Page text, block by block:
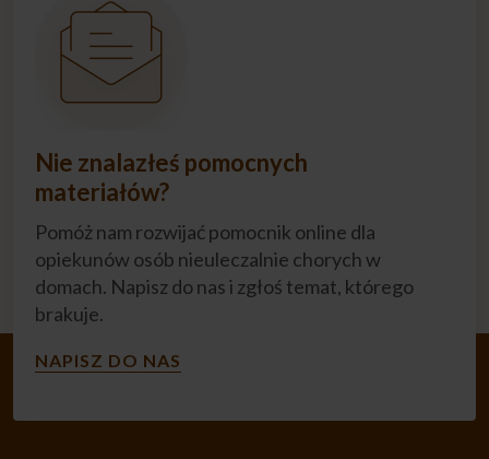
Nie znalazłeś pomocnych
materiałów?
Pomóż nam rozwijać pomocnik online dla
opiekunów osób nieuleczalnie chorych w
domach. Napisz do nas i zgłoś temat, którego
brakuje.
NAPISZ DO NAS